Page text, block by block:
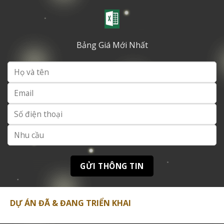
Theo dữ liệu từ các báo cáo bất động sản chuyên
ngành, Hà Đô đã triển khai thành công nhiều dự án quy
mô lớn tại các thành phố trọng điểm:
Hado Riverside
căn hộ cao cấp
• Chung cư Hà Đô Gò Vấp
: Phức hợp 32 tầng phục vụ
1.200 hộ gia đình
•Hado Centrosa Garden: Dự án hỗn hợp kết hợp
thương mại và nhà ở tại trung tâm TP.HCM
QUY
MÔ
TÌNH
TRẠNG
Hado Riverside Đã bàn giao 2018
Chung cư Hà Đô Gò
Bảng Giá Mới Nhất
DỰ ÁN ĐÃ & ĐANG TRIỂN KHAI